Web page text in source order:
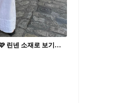
피부에 닿는 시원함, 린넨🩷 린넨 소재로 보기만해도 시원한 여름철 데일리룩🧵